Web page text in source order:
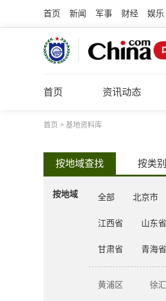
首页 新闻 军事 财经 娱乐
首页 资讯动态
首页 > 基地资料库
按地域查找 按类别
按地域 全部 北京市
江西省 山东省
甘肃省 青海省
黄浦区 徐